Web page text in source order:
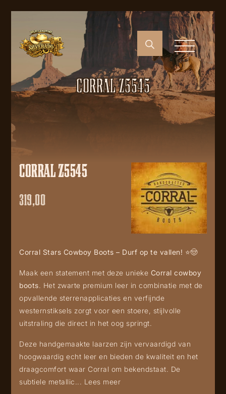
CORRAL Z5545
CORRAL Z5545
319,00
Corral Stars Cowboy Boots – Durf op te vallen! ⭐🤠
Maak een statement met deze unieke Corral cowboy
boots. Het zwarte premium leer in combinatie met de
opvallende sterrenapplicaties en verfijnde
westernstiksels zorgt voor een stoere, stijlvolle
uitstraling die direct in het oog springt.
Deze handgemaakte laarzen zijn vervaardigd van
hoogwaardig echt leer en bieden de kwaliteit en het
draagcomfort waar Corral om bekendstaat. De
subtiele metallic... Lees meer